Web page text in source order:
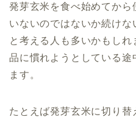
発芽玄米を食べ始めてから
いないのではないか続け
と考える人も多いかもし
品に慣れようとしている途
ます。
たとえば発芽玄米に切り